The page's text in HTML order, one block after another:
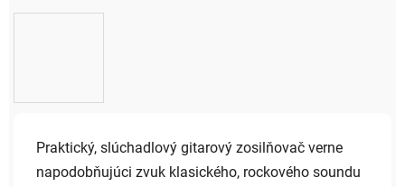
Praktický, slúchadlový gitarový zosilňovač verne
napodobňujúci zvuk klasického, rockového soundu